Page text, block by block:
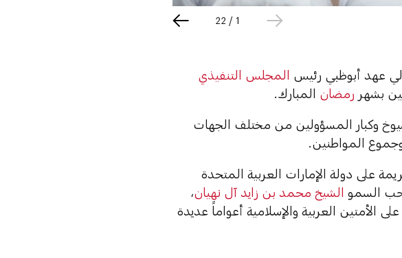
1
/
عهد أبوظبي رئيس المجلس التنفيذي
بشهر رمضان المبارك.
وكبار المسؤولين من مختلف الجهات
وجموع المواطنين.
على دولة الإمارات العربية المتحدة
السمو الشيخ محمد بن زايد آل نهيان،
الأمتين العربية والإسلامية أعواماً عديدة